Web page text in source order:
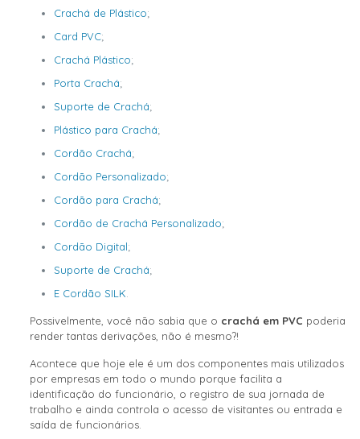
Crachá de Plástico;
Card PVC;
Crachá Plástico;
Porta Crachá;
Suporte de Crachá;
Plástico para Crachá;
Cordão Crachá;
Cordão Personalizado;
Cordão para Crachá;
Cordão de Crachá Personalizado;
Cordão Digital;
Suporte de Crachá;
E Cordão SILK
Possivelmente, você não sabia que o crachá em PVC poderia
render tantas derivações, não é mesmo?!
Acontece que hoje ele é um dos componentes mais utilizados
por empresas em todo o mundo porque facilita a
identificação do funcionário, o registro de sua jornada de
trabalho e ainda controla o acesso de visitantes ou entrada e
saída de funcionários.